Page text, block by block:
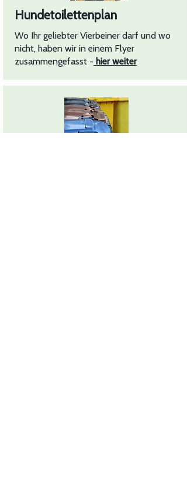
Hundetoilettenplan
Wo Ihr geliebter Vierbeiner darf und wo
nicht, haben wir in einem Flyer
zusammengefasst - hier weiter